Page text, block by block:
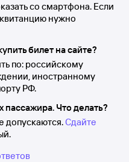
со смартфона. Если
нужно
билет на сайте?
по: российскому
иностранному
РФ.
Что делать?
допускаются.Сдайте